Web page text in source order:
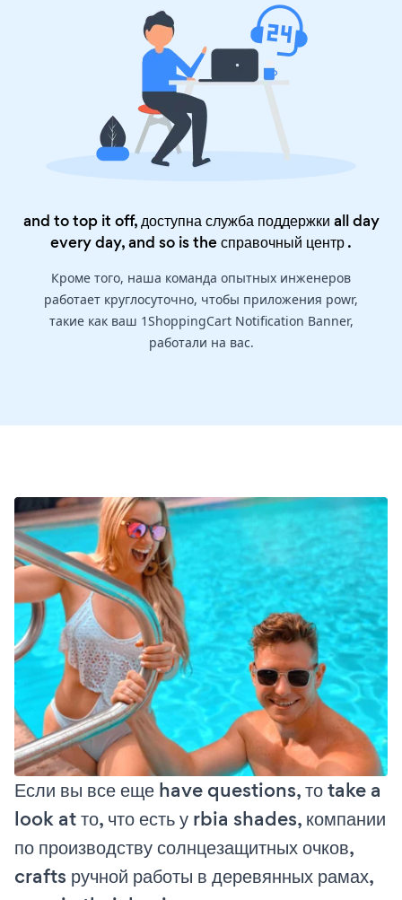
and to top it off, доступна служба поддержки all day
every day, and so is theсправочный центр.
Кроме того, наша команда опытных инженеров
работает круглосуточно, чтобы приложения powr,
такие как ваш 1ShoppingCart Notification Banner,
работали на вас.
Если вы все еще have questions, то take a
look at то, что есть у rbia shades, компании
по производству солнцезащитных очков,
crafts ручной работы в деревянных рамах,